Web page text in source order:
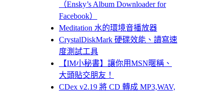
（Ensky’s Album Downloader for
Facebook）
Meditation 水的環境音播放器
CrystalDiskMark 硬碟效能、讀寫速
度測試工具
【IM小秘書】讓你用MSN暱稱、
大頭貼交朋友！
CDex v2.19 將 CD 轉成 MP3,WAV,